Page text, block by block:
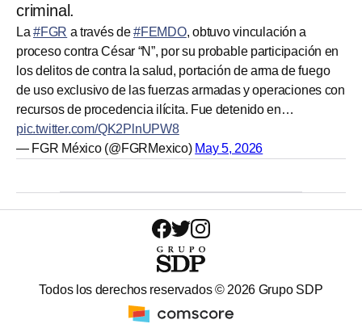
criminal.
La #FGR a través de#FEMDO, obtuvo vinculación a
proceso contra César “N”, por su probable participación en
los delitos de contra la salud, portación de arma de fuego
de uso exclusivo de las fuerzas armadas y operaciones con
recursos de procedencia ilícita. Fue detenido en…
pic.twitter.com/QK2PlnUPW8
— FGR México (@FGRMexico) May 5, 2026
Todos los derechos reservados © 2026 Grupo SDP